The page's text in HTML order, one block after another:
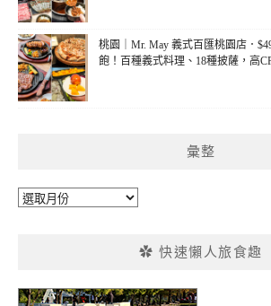
桃園｜Mr. May 義式百匯桃園店．
飽！百種義式料理、18種披薩，高
彙整
彙
✿ 快速懶人旅食趣